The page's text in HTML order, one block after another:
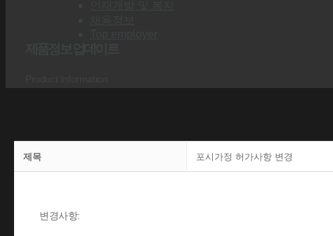
제목 포시가정 허가사항 변경
변경사항: